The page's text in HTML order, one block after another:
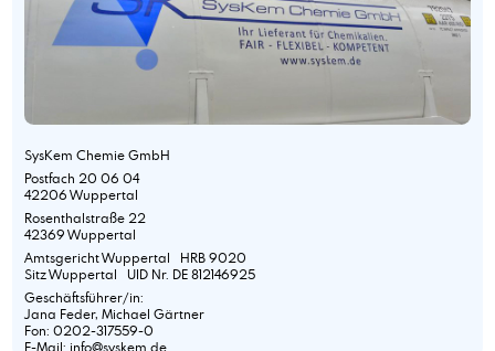
SysKem Chemie GmbH
Postfach 20 06 04
42206 Wuppertal
Rosenthalstraße 22
42369 Wuppertal
Amtsgericht Wuppertal HRB 9020
Sitz Wuppertal UID Nr. DE 812146925
Geschäftsführer/in:
Jana Feder, Michael Gärtner
Fon: 0202-317559-0
E-Mail: info@syskem.de